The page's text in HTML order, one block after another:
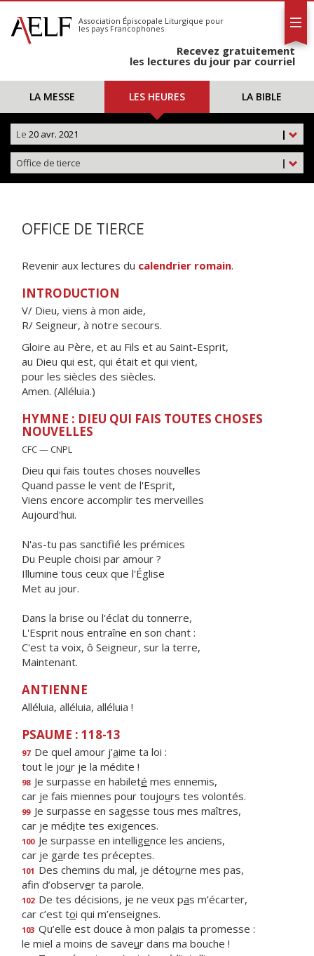
S'abonner
Calendrier
Association Épiscopale Liturgique pour
les pays Francophones
Recevez gratuitement
les lectures du jour par courriel
LA MESSE LES HEURES LA BIBLE
|
Le 20 avr. 2021
|
Office de tierce
OFFICE DE TIERCE
Revenir aux lectures du calendrier romain.
INTRODUCTION
V/ Dieu, viens à mon aide,
R/ Seigneur, à notre secours.
Gloire au Père, et au Fils et au Saint-Esprit,
au Dieu qui est, qui était et qui vient,
pour les siècles des siècles.
Amen. (Alléluia.)
HYMNE : DIEU QUI FAIS TOUTES CHOSES
NOUVELLES
CFC — CNPL
Dieu qui fais toutes choses nouvelles
Quand passe le vent de l'Esprit,
Viens encore accomplir tes merveilles
Aujourd'hui.
N'as-tu pas sanctifié les prémices
Du Peuple choisi par amour ?
Illumine tous ceux que l'Église
Met au jour.
Dans la brise ou l'éclat du tonnerre,
L'Esprit nous entraîne en son chant :
C'est ta voix, ô Seigneur, sur la terre,
Maintenant.
ANTIENNE
Alléluia, alléluia, alléluia !
PSAUME : 118-13
97 De quel amour j’aime ta loi :
tout le jour je la médite !
98 Je surpasse en habileté mes ennemis,
car je fais miennes pour toujours tes volontés.
99 Je surpasse en sagesse tous mes maîtres,
car je médite tes exigences.
100 Je surpasse en intelligence les anciens,
car je garde tes préceptes.
101 Des chemins du mal, je détourne mes pas,
afin d’observer ta parole.
102 De tes décisions, je ne veux pas m’écarter,
car c’est toi qui m’enseignes.
103 Qu’elle est douce à mon palais ta promesse :
le miel a moins de saveur dans ma bouche !